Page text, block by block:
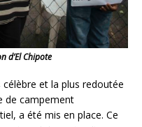
d’El Chipote
et la plus redoutée
de campement
a été mis en place. Ce